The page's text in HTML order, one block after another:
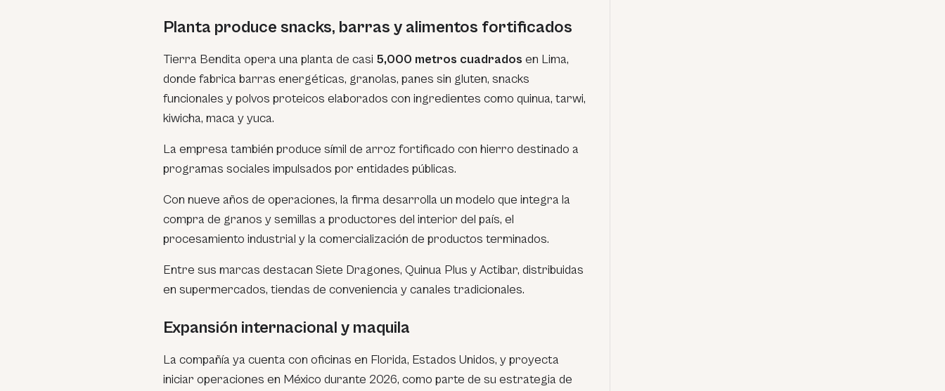
Planta produce snacks, barras y alimentos fortificados
Tierra Bendita opera una planta de casi 5,000 metros cuadrados en Lima,
donde fabrica barras energéticas, granolas, panes sin gluten, snacks
funcionales y polvos proteicos elaborados con ingredientes como quinua, tarwi,
kiwicha, maca y yuca.
La empresa también produce símil de arroz fortificado con hierro destinado a
programas sociales impulsados por entidades públicas.
Con nueve años de operaciones, la firma desarrolla un modelo que integra la
compra de granos y semillas a productores del interior del país, el
procesamiento industrial y la comercialización de productos terminados.
Entre sus marcas destacan Siete Dragones, Quinua Plus y Actibar, distribuidas
en supermercados, tiendas de conveniencia y canales tradicionales.
Expansión internacional y maquila
La compañía ya cuenta con oficinas en Florida, Estados Unidos, y proyecta
iniciar operaciones en México durante 2026, como parte de su estrategia de